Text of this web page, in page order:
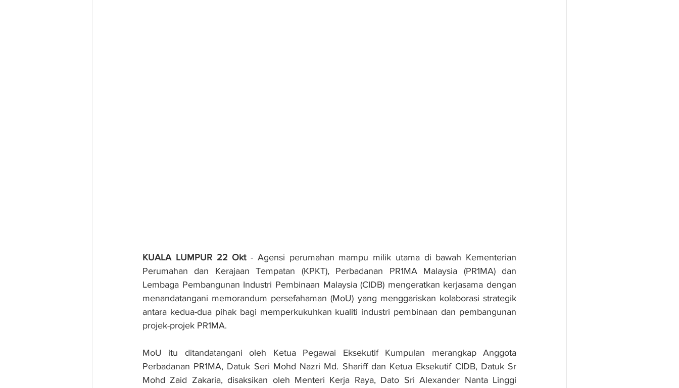
KUALA LUMPUR 22 Okt - Agensi perumahan mampu milik utama di bawah Kementerian
Perumahan dan Kerajaan Tempatan (KPKT), Perbadanan PR1MA Malaysia (PR1MA) dan
Lembaga Pembangunan Industri Pembinaan Malaysia (CIDB) mengeratkan kerjasama dengan
menandatangani memorandum persefahaman (MoU) yang menggariskan kolaborasi strategik
antara kedua-dua pihak bagi memperkukuhkan kualiti industri pembinaan dan pembangunan
projek-projek PR1MA.
MoU itu ditandatangani oleh Ketua Pegawai Eksekutif Kumpulan merangkap Anggota
Perbadanan PR1MA, Datuk Seri Mohd Nazri Md. Shariff dan Ketua Eksekutif CIDB, Datuk Sr
Mohd Zaid Zakaria, disaksikan oleh Menteri Kerja Raya, Dato Sri Alexander Nanta Linggi